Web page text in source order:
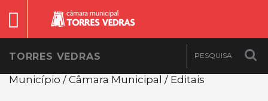
TORRES VEDRAS
Município / Câmara Municipal / Editais